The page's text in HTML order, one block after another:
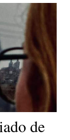
de